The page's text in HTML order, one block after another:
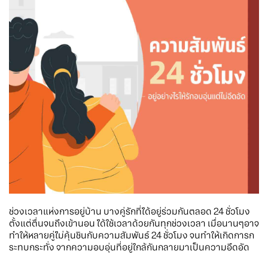
ช่วงเวลาแห่งการอยู่บ้าน บางคู่รักที่ได้อยู่ร่วมกันตลอด 24 ชั่วโมง
ตั้งแต่ตื่นจนถึงเข้านอน ได้ใช้เวลาด้วยกันทุกช่วงเวลา เมื่อนานๆอาจ
ทำให้หลายคู่ไม่คุ้นชินกับความสัมพันธ์ 24 ชั่วโมง จนทำให้เกิดการก
ระทบกระทั่ง จากความอบอุ่นที่อยู่ใกล้กันกลายมาเป็นความอึดอัด